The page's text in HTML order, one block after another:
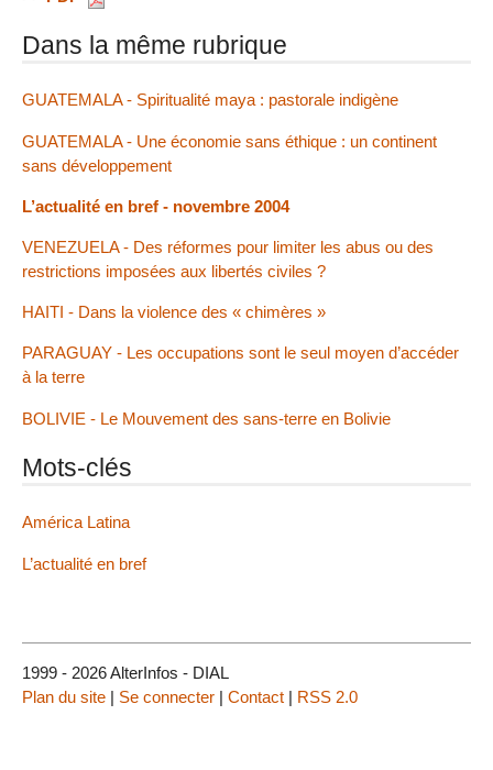
Dans la même rubrique
GUATEMALA - Spiritualité maya : pastorale indigène
GUATEMALA - Une économie sans éthique : un continent
sans développement
L’actualité en bref - novembre 2004
VENEZUELA - Des réformes pour limiter les abus ou des
restrictions imposées aux libertés civiles ?
HAITI - Dans la violence des « chimères »
PARAGUAY - Les occupations sont le seul moyen d’accéder
à la terre
BOLIVIE - Le Mouvement des sans-terre en Bolivie
Mots-clés
América Latina
L’actualité en bref
1999 - 2026 AlterInfos - DIAL
Plan du site | Se connecter | Contact | RSS 2.0